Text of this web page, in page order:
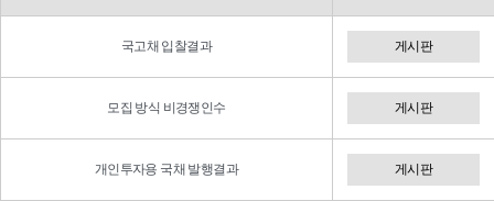
국고채 입찰결과 게시판
모집 방식 비경쟁인수 게시판
개인투자용 국채 발행결과 게시판